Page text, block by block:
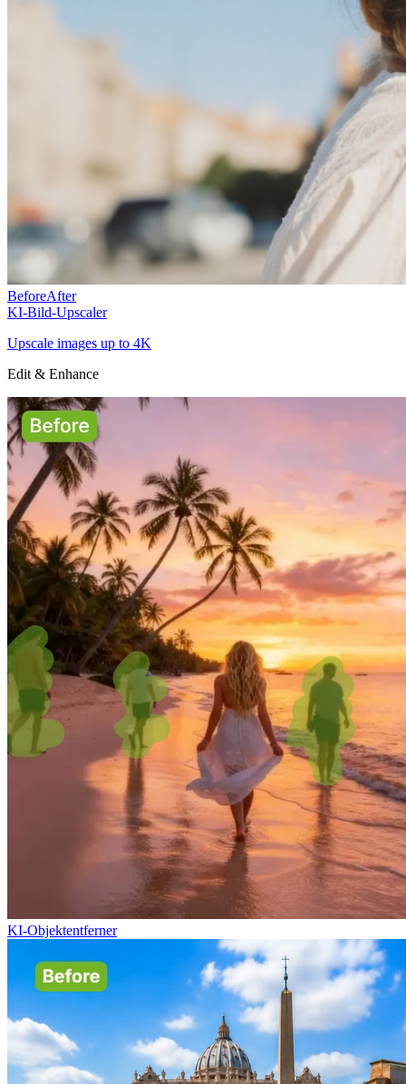
BeforeAfter
KI-Bild-Upscaler
Upscale images up to 4K
Edit & Enhance
KI-Objektentferner